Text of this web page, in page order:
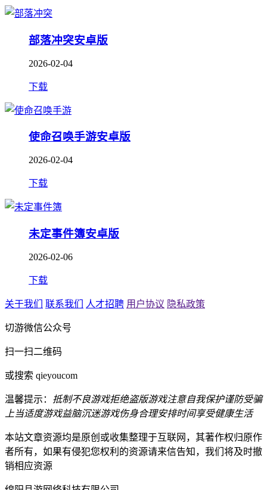
部落冲突安卓版
2026-02-04
下载
使命召唤手游安卓版
2026-02-04
下载
未定事件簿安卓版
2026-02-06
下载
关于我们 联系我们 人才招聘 用户协议 隐私政策
切游微信公众号
扫一扫二维码
或搜索 qieyoucom
温馨提示： 抵制不良游戏拒绝盗版游戏注意自我保护谨防受骗
上当适度游戏益脑沉迷游戏伤身合理安排时间享受健康生活
本站文章资源均是原创或收集整理于互联网，其著作权归原作
者所有，如果有侵犯您权利的资源请来信告知，我们将及时撤
销相应资源